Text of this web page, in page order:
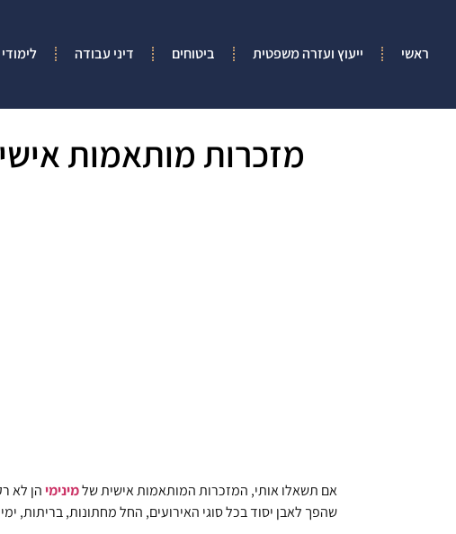
ראשי ייעוץ ועזרה משפטית ביטוחים דיני עבודה
מזכרות מותאמות
אם תשאלו אותי, המזכרות המותאמות אישית שלמינימיהן לא
שהפך לאבן יסוד בכל סוגי האירועים, החל מחתונות, בריתות,